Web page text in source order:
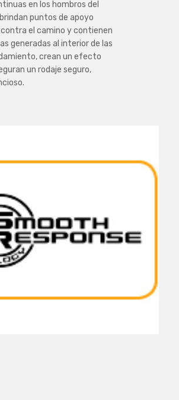
en los hombros del
puntos de apoyo
el camino y contienen
generadas al interior de las
crean un efecto
un rodaje seguro,